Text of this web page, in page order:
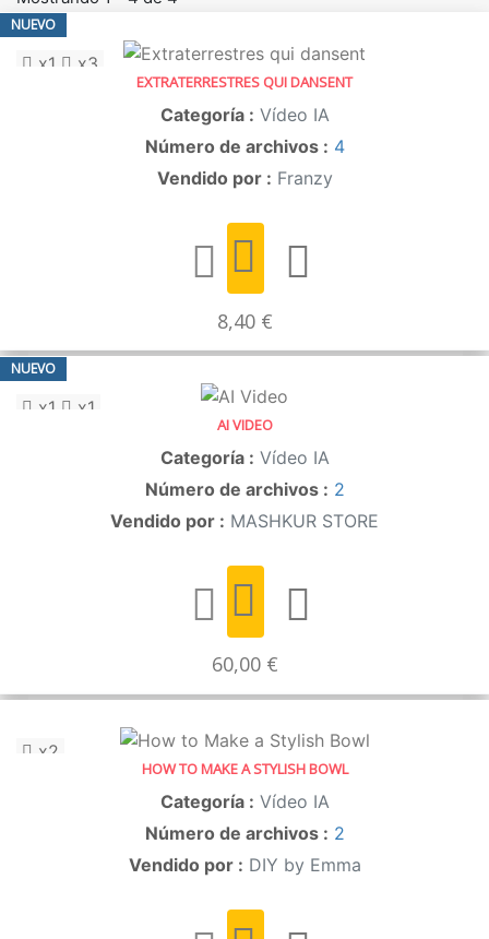
x1 x3
NUEVO
EXTRATERRESTRES QUI DANSENT
Categoría : Vídeo IA
Número de archivos : 4
Vendido por : Franzy
8,40 €
x1 x1
NUEVO
AI VIDEO
Categoría : Vídeo IA
Número de archivos : 2
Vendido por : MASHKUR STORE
60,00 €
x2
HOW TO MAKE A STYLISH BOWL
Categoría : Vídeo IA
Número de archivos : 2
Vendido por : DIY by Emma